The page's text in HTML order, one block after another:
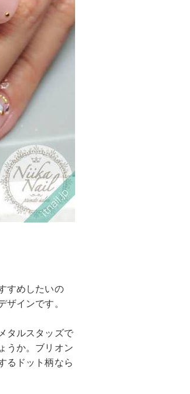
すめしたいの
インです。
タルスタッズで
うか。ブリオン
るドット柄なら